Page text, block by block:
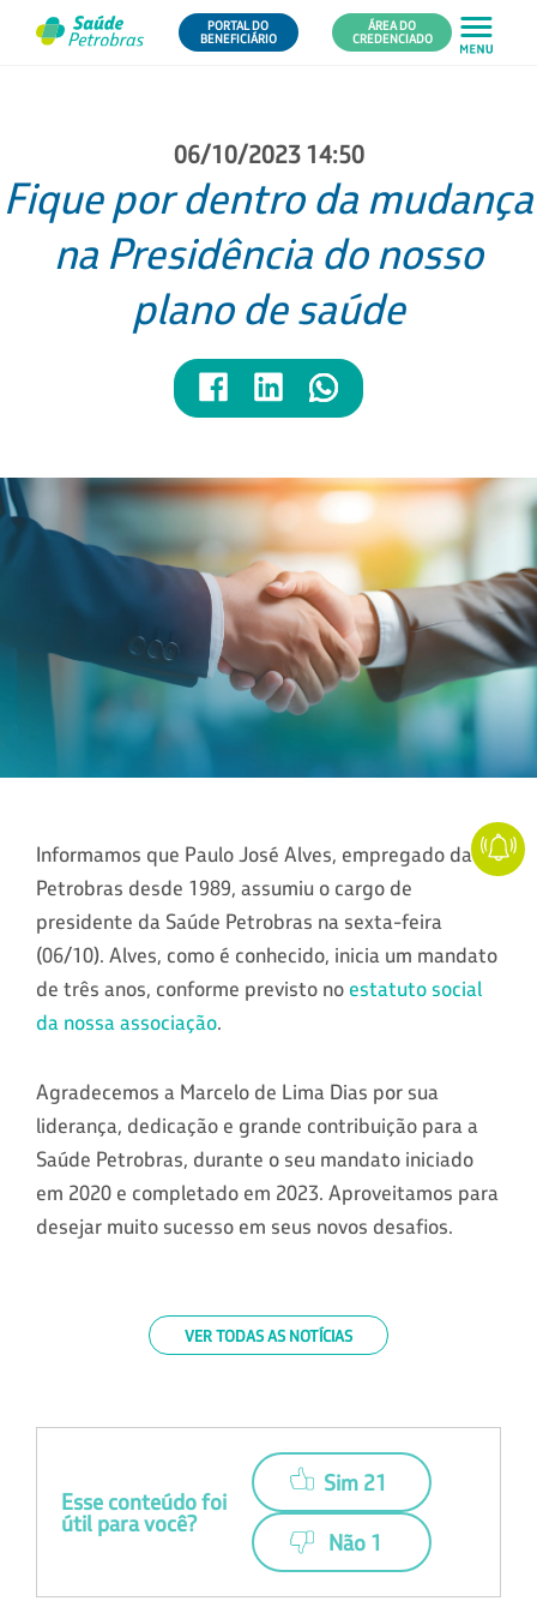
PORTAL DO
BENEFICIÁRIO
ÁREA DO
CREDENCIADO
06/10/2023 14:50
Fique por dentro da mudança
na Presidência do nosso
plano de saúde
Informamos que Paulo José Alves, empregado da
Petrobras desde 1989, assumiu o cargo de
presidente da Saúde Petrobras na sexta-feira
(06/10). Alves, como é conhecido, inicia um mandato
de três anos, conforme previsto no estatuto social
da nossa associação.
Agradecemos a Marcelo de Lima Dias por sua
liderança, dedicação e grande contribuição para a
Saúde Petrobras, durante o seu mandato iniciado
em 2020 e completado em 2023. Aproveitamos para
desejar muito sucesso em seus novos desafios.
VER TODAS AS NOTÍCIAS
Esse conteúdo foi
útil para você?
Sim 21
Não 1